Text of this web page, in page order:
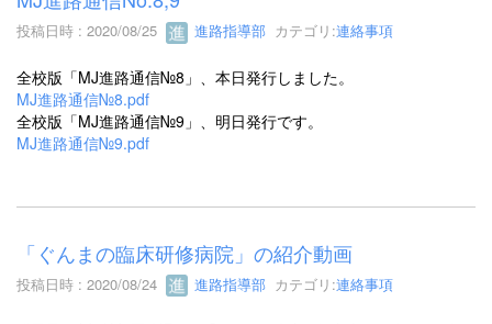
投稿日時 : 2020/08/25 進路指導部 カテゴリ:連絡事項
全校版「MJ進路通信№8」、本日発行しました。
MJ進路通信№8.pdf
全校版「MJ進路通信№9」、明日発行です。
MJ進路通信№9.pdf
「ぐんまの臨床研修病院」の紹介動画
投稿日時 : 2020/08/24 進路指導部 カテゴリ:連絡事項